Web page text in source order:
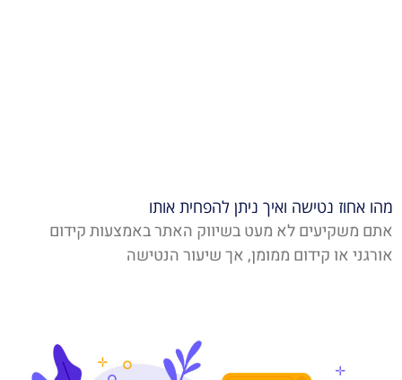
מהו אחוז נטישה ואיך ניתן להפחית אותו
אתם משקיעים לא מעט בשיווק האתר באמצעות קידום
אורגני או קידום ממומן, אך שיעור הנטישה